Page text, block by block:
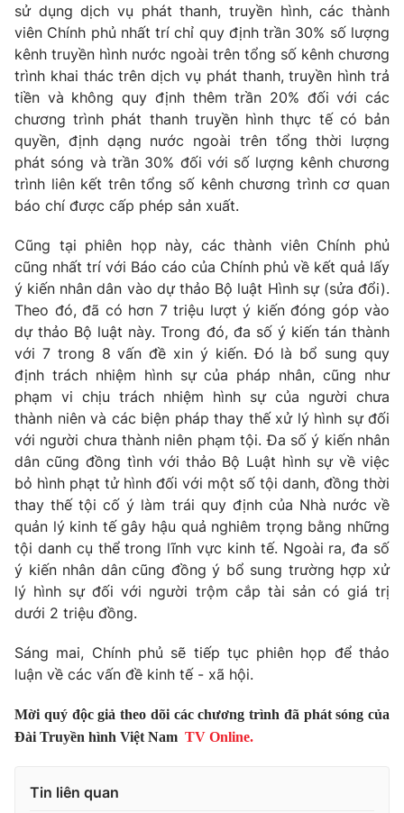
Thị trường 24h Tấm lòng Việt
VTV4 Vươn mình bằng AI
VTV9 VTV8
Liên hệ tòa soạn English
THỜI BÁO VTV
Theo dõi báo trên
Cơ quan chủ quản: Đài Truyền hình Việt Nam
Cơ quan báo chí:
Thời báo VTV
Giấy phép hoạt động báo in và báo điện tử số 483/GP-BTTTT
cấp ngày 29/12/2023
Tổng Biên tập: Vũ Thanh Thủy
Phó Tổng Biên tập:Nguyễn Thị Mỹ Hạnh, Phạm Quốc Thắng,
Nguyễn Trọng Ninh
Tổng đài VTV: 024.38 355 931 - 024.38 355 932
Ðiện thoại Thời báo VTV:024.66 897 897
Email:toasoan@vtv.vn
Liên hệ quảng cáo:
024-7300.7108
sử dụng dịch vụ phát thanh, truyền hình, các thành
viên Chính phủ nhất trí chỉ quy định trần 30% số lượng
kênh truyền hình nước ngoài trên tổng số kênh chương
trình khai thác trên dịch vụ phát thanh, truyền hình trả
tiền và không quy định thêm trần 20% đối với các
chương trình phát thanh truyền hình thực tế có bản
quyền, định dạng nước ngoài trên tổng thời lượng
phát sóng và trần 30% đối với số lượng kênh chương
trình liên kết trên tổng số kênh chương trình cơ quan
báo chí được cấp phép sản xuất.
Cũng tại phiên họp này, các thành viên Chính phủ
cũng nhất trí với Báo cáo của Chính phủ về kết quả lấy
ý kiến nhân dân vào dự thảo Bộ luật Hình sự (sửa đổi).
Theo đó, đã có hơn 7 triệu lượt ý kiến đóng góp vào
dự thảo Bộ luật này. Trong đó, đa số ý kiến tán thành
với 7 trong 8 vấn đề xin ý kiến. Đó là bổ sung quy
định trách nhiệm hình sự của pháp nhân, cũng như
phạm vi chịu trách nhiệm hình sự của người chưa
thành niên và các biện pháp thay thế xử lý hình sự đối
với người chưa thành niên phạm tội. Đa số ý kiến nhân
dân cũng đồng tình với thảo Bộ Luật hình sự về việc
bỏ hình phạt tử hình đối với một số tội danh, đồng thời
thay thế tội cố ý làm trái quy định của Nhà nước về
quản lý kinh tế gây hậu quả nghiêm trọng bằng những
tội danh cụ thể trong lĩnh vực kinh tế. Ngoài ra, đa số
ý kiến nhân dân cũng đồng ý bổ sung trường hợp xử
lý hình sự đối với người trộm cắp tài sản có giá trị
dưới 2 triệu đồng.
Sáng mai, Chính phủ sẽ tiếp tục phiên họp để thảo
luận về các vấn đề kinh tế - xã hội.
Mời quý độc giả theo dõi các chương trình đã phát sóng của
Đài Truyền hình Việt Nam TV Online.
Tin liên quan